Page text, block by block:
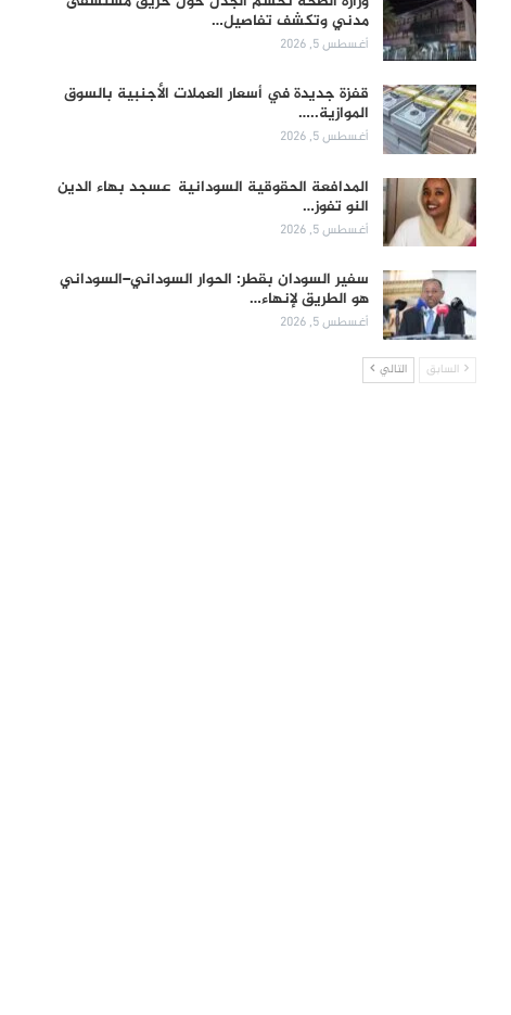
مدني وتكشف تفاصيل…
أغسطس 5, 2026
قفزة جديدة في أسعار العملات الأجنبية بالسوق
الموازية..…
أغسطس 5, 2026
المدافعة الحقوقية السودانية عسجد بهاء الدين
النو تفوز…
أغسطس 5, 2026
سفير السودان بقطر: الحوار السوداني–السوداني
هو الطريق لإنهاء…
أغسطس 5, 2026
السابق التالي